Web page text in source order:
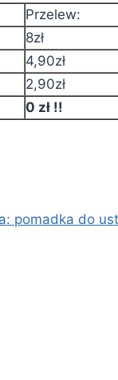
Przelew:
8zł
4,90zł
2,90zł
0 zł !!
pomadka do